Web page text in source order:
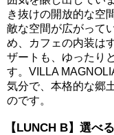
き抜けの開放的な空
敵な空間が広がって
め、カフェの内装は
ザートも、ゆったり
す。VILLA
気分で、本格的な郷
のです。
【LUNCH B】選べ